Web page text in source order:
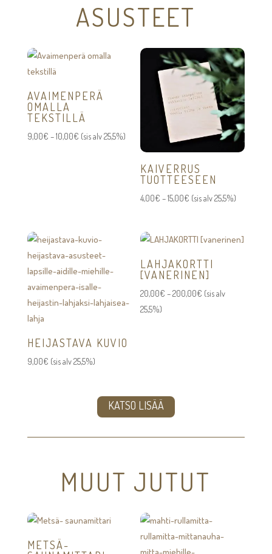
ASUSTEET
AVAIMENPERÄ
OMALLA
TEKSTILLÄ
9,00€ –10,00€Hintaluokka:
(sis alv 25,5%)
KAIVERRUS
TUOTTEESEEN
4,00€ –15,00€ Hintaluokka:
15,00€
(sis alv 25,5%)
HEIJASTAVA KUVIO
9,00€ (sis alv 25,5%)
LAHJAKORTTI
[VANERINEN]
20,00€ –200,00€ Hintaluokka:
(sis alv
25,5%)
KATSO LISÄÄ
MUUT JUTUT
METSÄ-